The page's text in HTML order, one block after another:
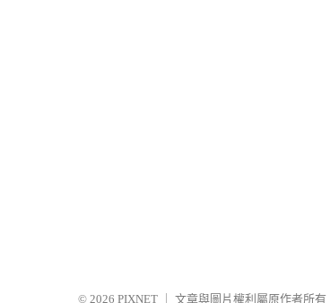
© 2026 PIXNET 文章與圖片權利屬原作者所有